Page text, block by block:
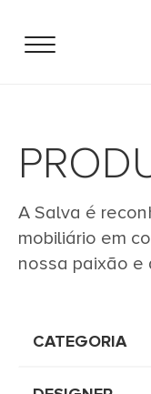
A Salva é
mobiliário em
nossa paixão e